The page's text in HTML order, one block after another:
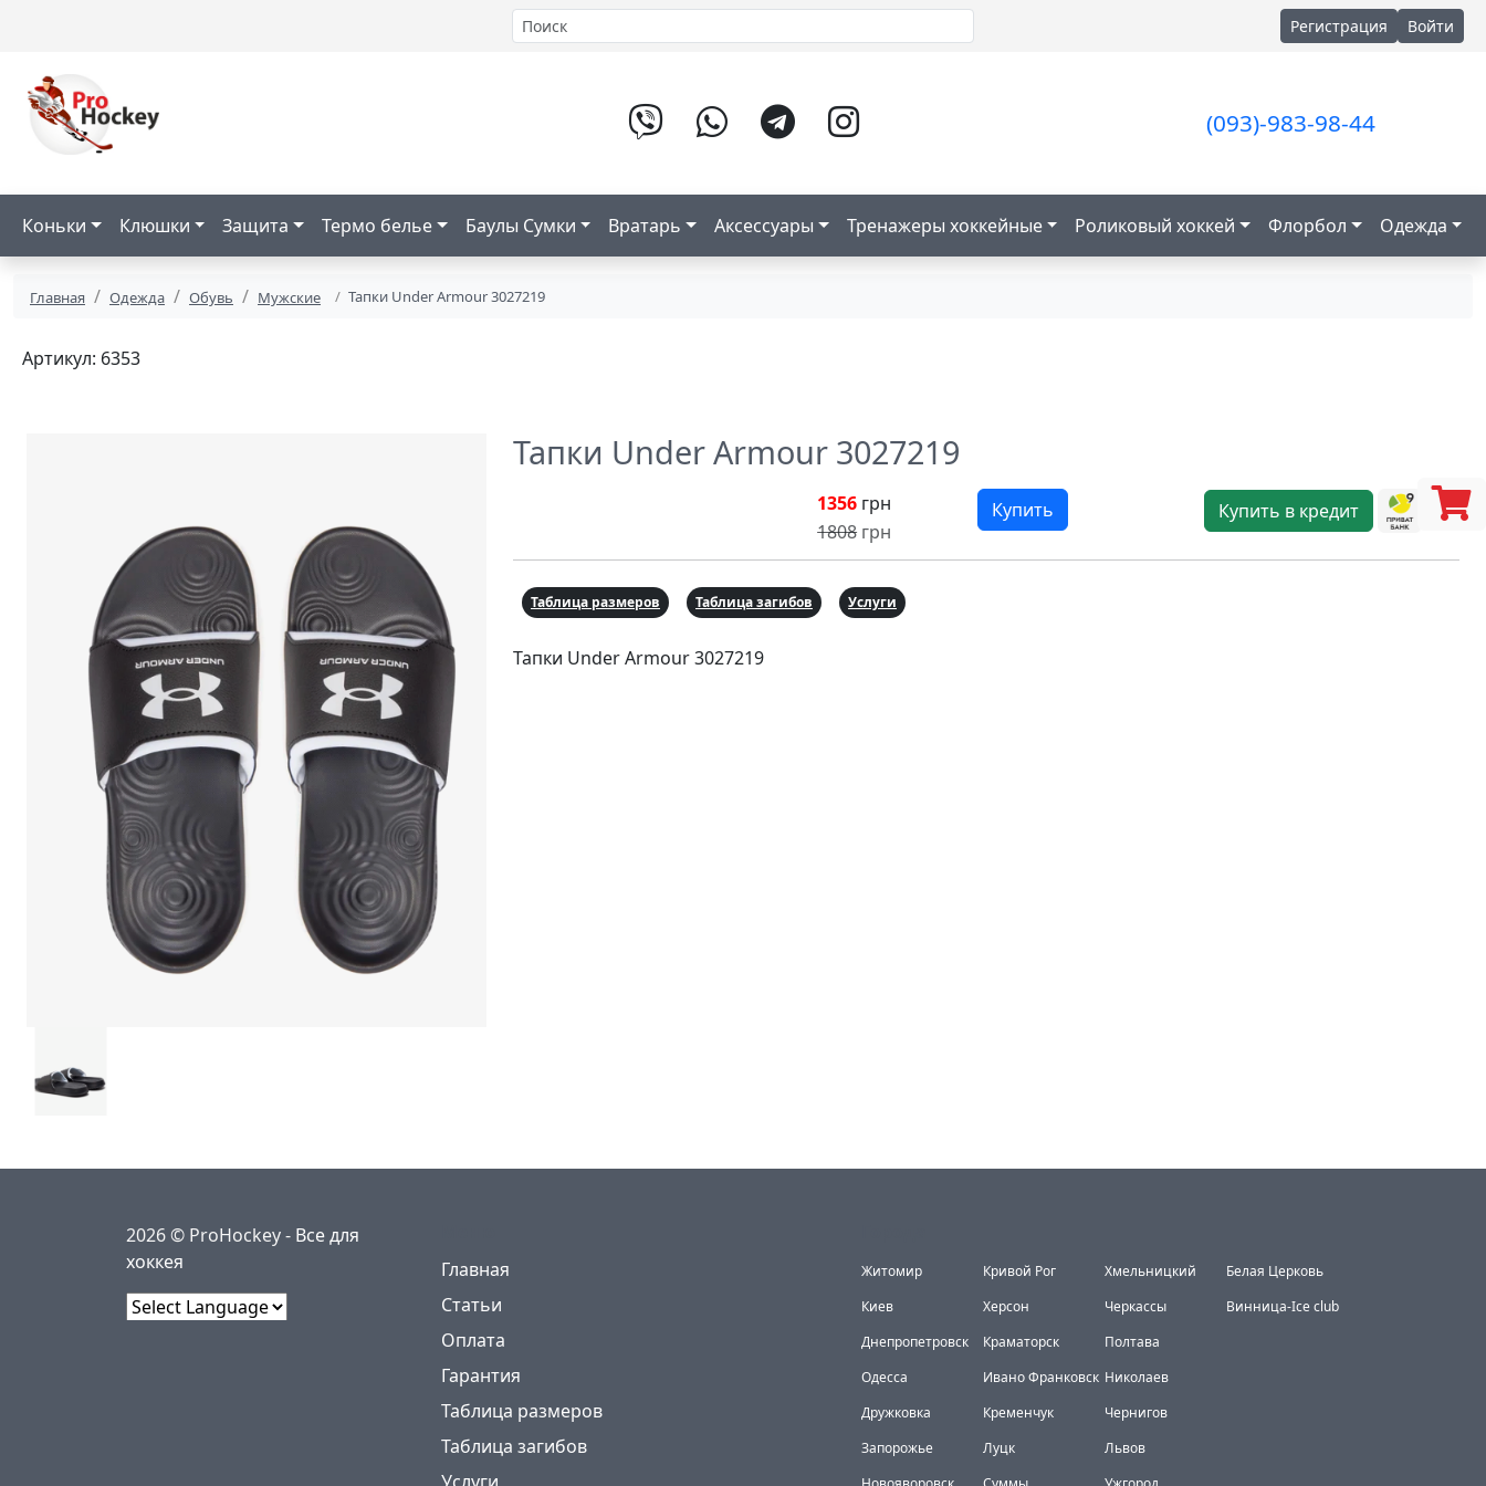
Регистрация Войти
(093)-983-98-44
Коньки Клюшки Защита Термо белье Баулы Сумки Вратарь Аксессуары Тренажеры хоккейные Роликовый хоккей Флорбол Одежда
Главная Одежда Обувь Мужские Тапки Under Armour 3027219
Артикул: 6353
Тапки Under Armour 3027219
1356 грн
1808 грн
Купить Купить в кредит
Таблица размеров Таблица загибов Услуги
Тапки Under Armour 3027219
2026 © ProHockey - Все для
хоккея
Главная
Статьи
Оплата
Гарантия
Таблица размеров
Таблица загибов
Житомир
Киев
Днепропетровск
Одесса
Дружковка
Запорожье
Кривой Рог
Херсон
Краматорск
Ивано Франковск
Кременчук
Луцк
Хмельницкий
Черкассы
Полтава
Николаев
Чернигов
Львов
Белая Церковь
Винница-Ice club